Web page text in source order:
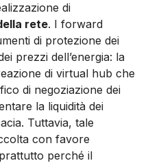
di
rete. I forward
di protezione dei
prezzi dell’energia: la
di virtual hub che
di negoziazione dei
la liquidità dei
Tuttavia, tale
con favore
perché il